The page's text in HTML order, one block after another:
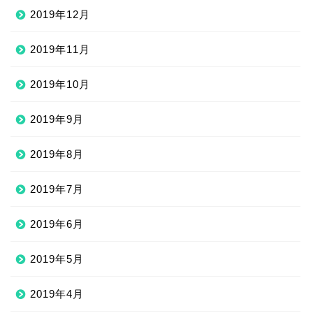
2019年12月
2019年11月
2019年10月
2019年9月
2019年8月
2019年7月
2019年6月
2019年5月
2019年4月